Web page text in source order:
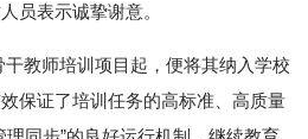
员表示诚挚谢意。
教师培训项目起，便将其纳入学校
保证了培训任务的高标准、高质量